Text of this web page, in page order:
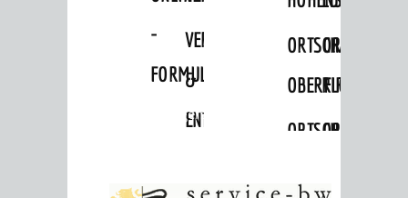
-
FORMULARE
VERSORGUNG
&
ENTSORGUNG
ORTSCHAFTSRAT
ORTSCHAFTSRAT
Bürgerservice